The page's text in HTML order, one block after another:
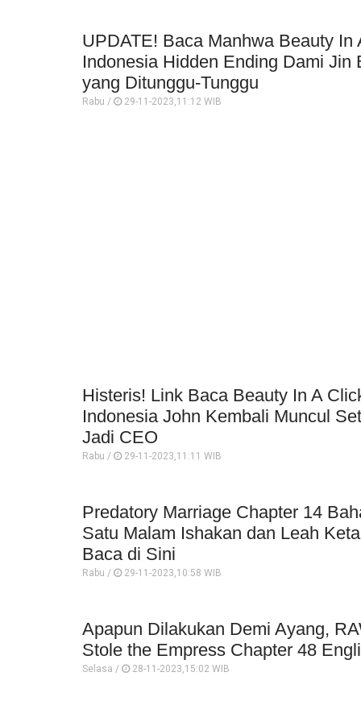
UPDATE! Baca Manhwa Beauty In
Indonesia Hidden Ending Dami Jin
yang Ditunggu-Tunggu
Rabu / 29-11-2023,11:12 WIB
Histeris! Link Baca Beauty In A
Indonesia John Kembali Muncul
Jadi CEO
Rabu / 29-11-2023,11:11 WIB
Predatory Marriage Chapter 14
Satu Malam Ishakan dan Leah
Baca di Sini
Rabu / 29-11-2023,10:58 WIB
Apapun Dilakukan Demi Ayang,
Stole the Empress Chapter 48
Selasa / 28-11-2023,15:02 WIB